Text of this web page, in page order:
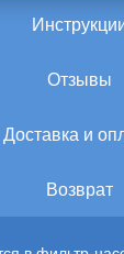
Отзывы
Доставка и
Возврат